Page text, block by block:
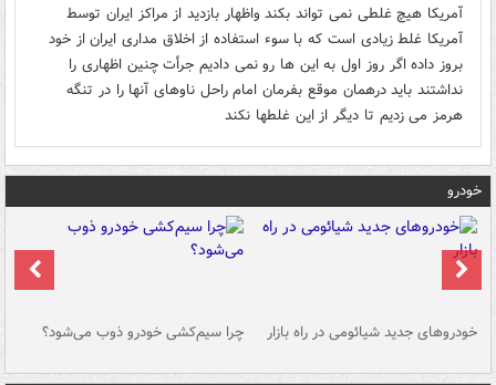
آمریکا هیچ غلطی نمی تواند بکند واظهار بازدید از مراکز ایران توسط
آمریکا غلط زیادی است که با سوء استفاده از اخلاق مداری ایران از خود
بروز داده اگر روز اول به این ها رو نمی دادیم جرأت چنین اظهاری را
نداشتند باید درهمان موقع بفرمان امام راحل ناوهای آنها را در تنگه
هرمز می زدیم تا دیگر از این غلطها نکند
خودرو
خودروهای جدید شیائومی در راه بازار چرا سیم‌کشی خودرو ذوب می‌شود؟